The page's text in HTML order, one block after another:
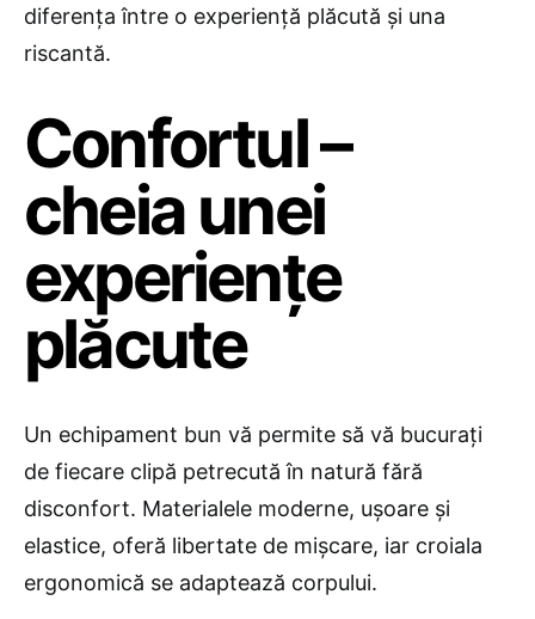
diferența între o experiență plăcută și una
riscantă.
Confortul –
cheia unei
experiențe
plăcute
Un echipament bun vă permite să vă bucurați
de fiecare clipă petrecută în natură fără
disconfort. Materialele moderne, ușoare și
elastice, oferă libertate de mișcare, iar croiala
ergonomică se adaptează corpului.